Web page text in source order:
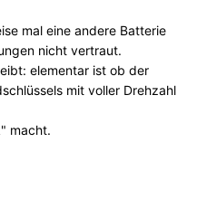
mal eine andere Batterie
nicht vertraut.
elementar ist ob der
mit voller Drehzahl
macht.